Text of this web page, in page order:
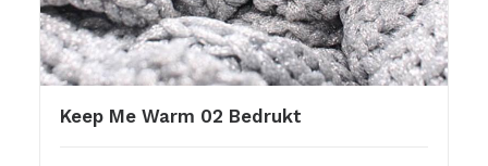
Keep Me Warm 02 Bedrukt